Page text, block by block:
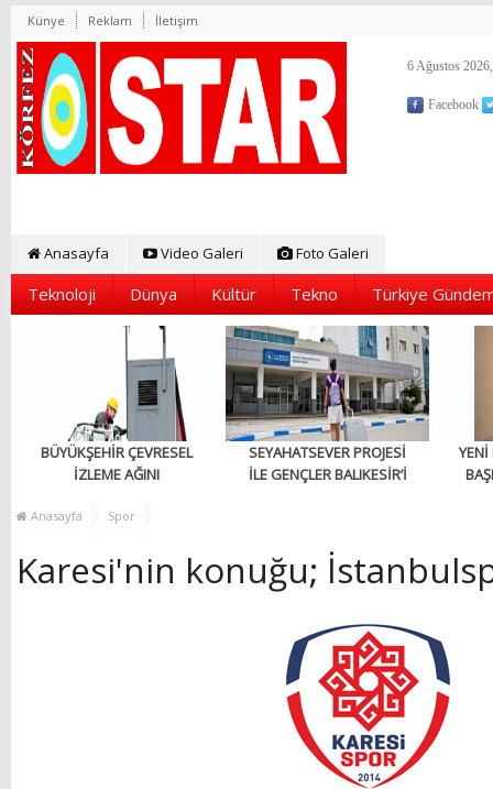
Künye Reklam İletişim
6 Ağustos
Facebook
Anasayfa Video Galeri Foto Galeri
Teknoloji Dünya Kültür Tekno Türkiye
BÜYÜKŞEHİR ÇEVRESEL
İZLEME AĞINI
SEYAHATSEVER PROJESİ
İLE GENÇLER BALIKESİR’İ
YENİ
Anasayfa Spor
Karesi'nin konuğu;